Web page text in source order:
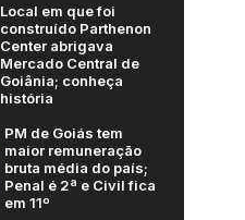
Local em que foi
construído Parthenon
Center abrigava
Mercado Central de
Goiânia; conheça
história
PM de Goiás tem
maior remuneração
bruta média do país;
Penal é 2ª e Civil fica
em 11º